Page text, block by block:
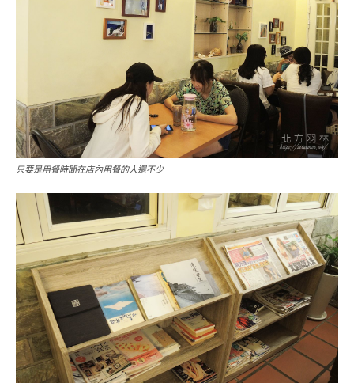
只要是用餐時間在店內用餐的人還不少